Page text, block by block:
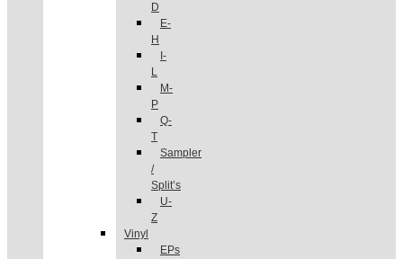
D
E-
H
I-
L
M-
P
Q-
T
Sampler
/
Split’s
U-
Z
Vinyl
EPs